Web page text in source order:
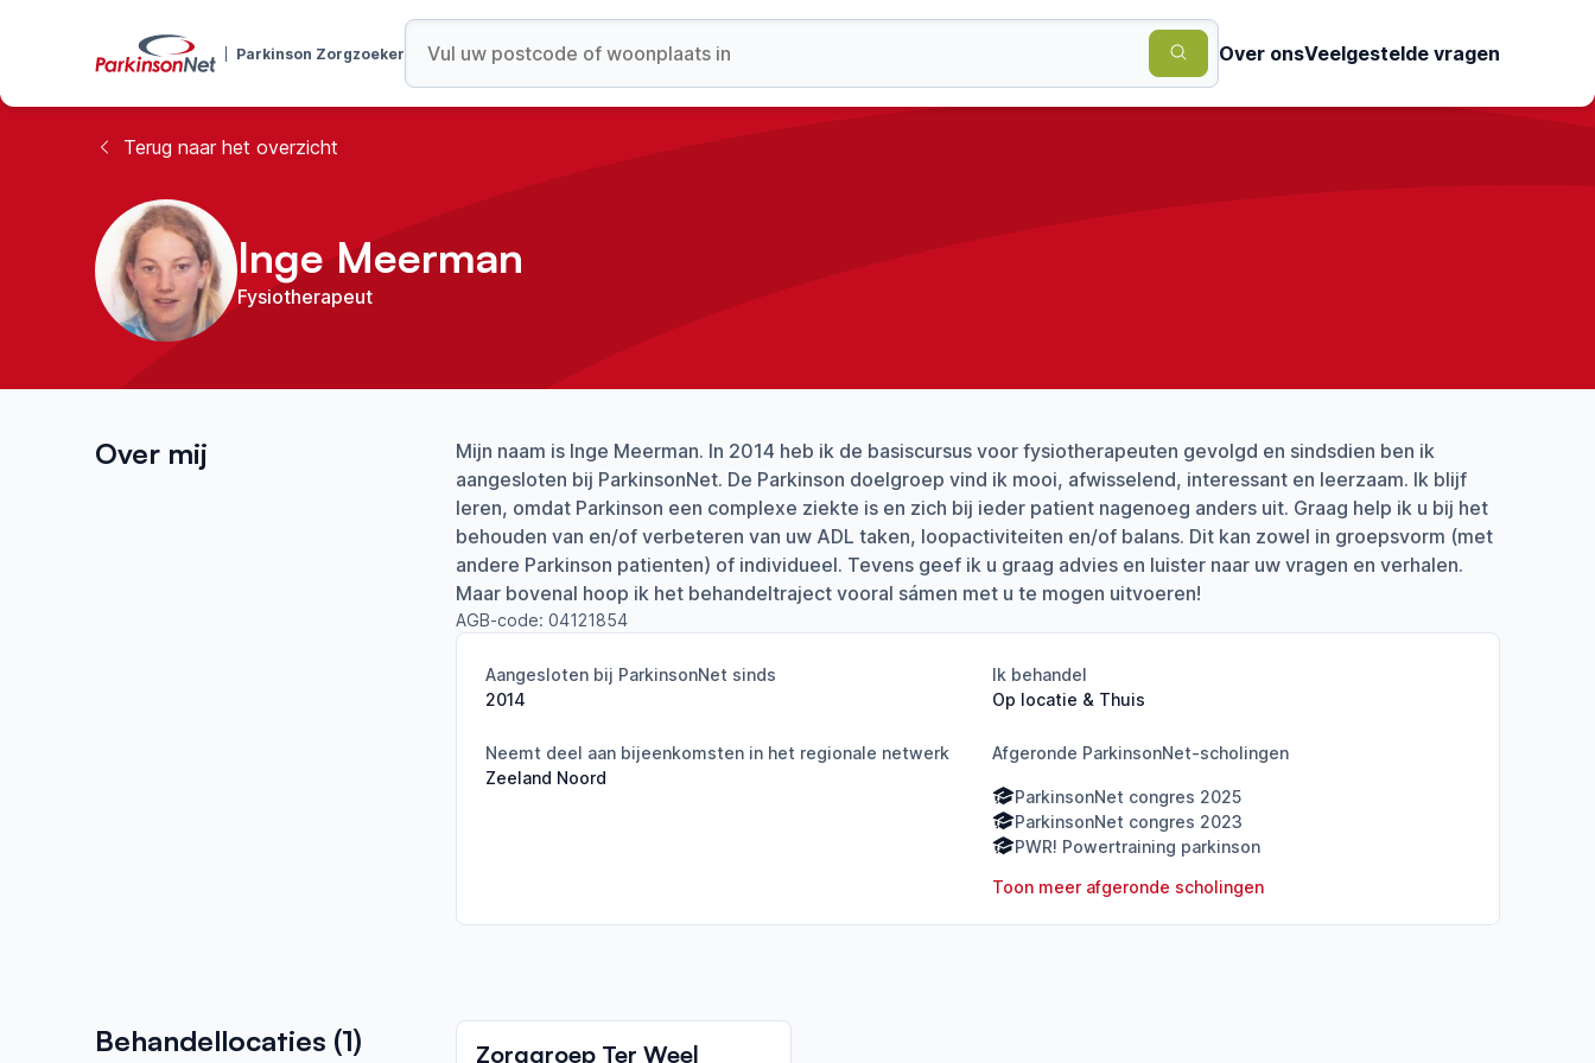
Parkinson Zorgzoeker Over onsVeelgestelde vragen
Terug naar het overzicht
Inge Meerman
Fysiotherapeut
Over mij
Mijn naam is Inge Meerman. In 2014 heb ik de basiscursus voor fysiotherapeuten gevolgd en sindsdien ben ik
aangesloten bij ParkinsonNet. De Parkinson doelgroep vind ik mooi, afwisselend, interessant en leerzaam. Ik blijf
leren, omdat Parkinson een complexe ziekte is en zich bij ieder patient nagenoeg anders uit. Graag help ik u bij het
behouden van en/of verbeteren van uw ADL taken, loopactiviteiten en/of balans. Dit kan zowel in groepsvorm (met
andere Parkinson patienten) of individueel. Tevens geef ik u graag advies en luister naar uw vragen en verhalen.
Maar bovenal hoop ik het behandeltraject vooral sámen met u te mogen uitvoeren!
AGB-code: 04121854
Aangesloten bij ParkinsonNet sinds
2014
Ik behandel
Op locatie & Thuis
Neemt deel aan bijeenkomsten in het regionale netwerk
Zeeland Noord
Afgeronde ParkinsonNet-scholingen
ParkinsonNet congres 2025
ParkinsonNet congres 2023
PWR! Powertraining parkinson
Toon meer afgeronde scholingen
Behandellocaties (1) Zorggroep Ter Weel